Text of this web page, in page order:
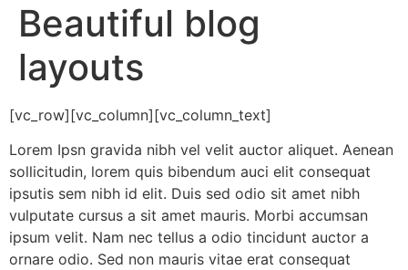
Beautiful blog
layouts
[vc_row][vc_column][vc_column_text]
Lorem Ipsn gravida nibh vel velit auctor aliquet. Aenean
sollicitudin, lorem quis bibendum auci elit consequat
ipsutis sem nibh id elit. Duis sed odio sit amet nibh
vulputate cursus a sit amet mauris. Morbi accumsan
ipsum velit. Nam nec tellus a odio tincidunt auctor a
ornare odio. Sed non mauris vitae erat consequat